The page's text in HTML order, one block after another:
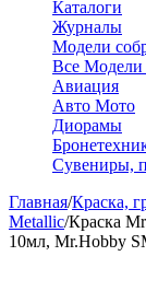
Каталоги
Журналы
Модели
Все Модели
Авиация
Авто Мото
Диорамы
Сувениры,
Главная/Краска,
Metallic/Краска
10мл, Mr.Hobby